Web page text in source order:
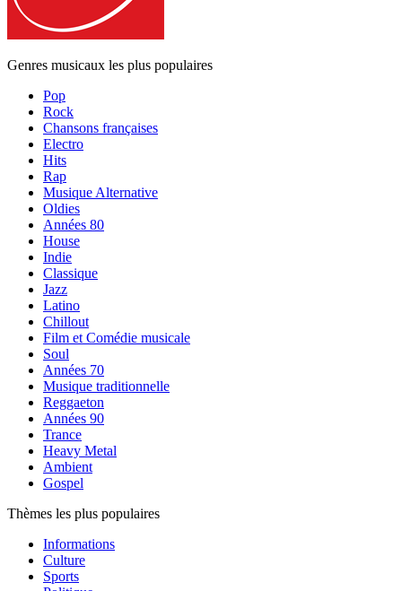
Genres musicaux les plus populaires
Pop
Rock
Chansons françaises
Electro
Hits
Rap
Musique Alternative
Oldies
Années 80
House
Indie
Classique
Jazz
Latino
Chillout
Film et Comédie musicale
Soul
Années 70
Musique traditionnelle
Reggaeton
Années 90
Trance
Heavy Metal
Ambient
Gospel
Thèmes les plus populaires
Informations
Culture
Sports